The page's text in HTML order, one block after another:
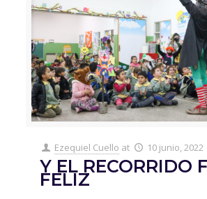
Ezequiel Cuello at 10 junio, 2022
Y EL RECORRIDO
FELIZ